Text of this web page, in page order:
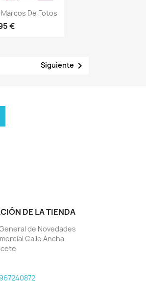
rápidaDe Fotos
€
Siguiente 
DE LA TIENDA
de Novedades
Calle Ancha
967240872